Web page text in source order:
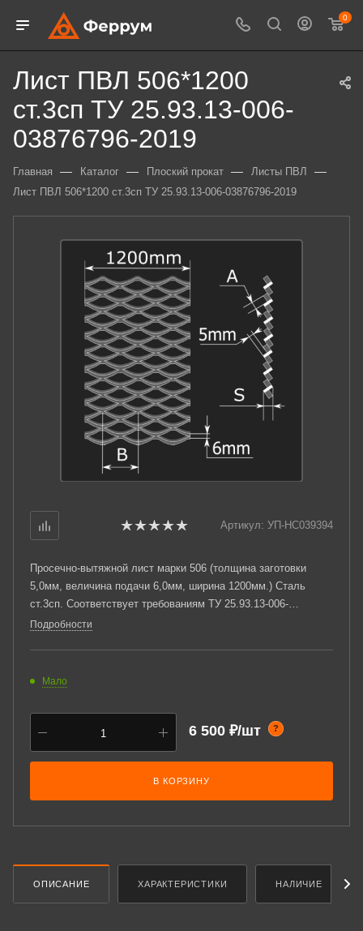
0
Лист ПВЛ 506*1200
ст.3сп ТУ 25.93.13-006-
03876796-2019
Главная — Каталог — Плоский прокат — Листы ПВЛ —
Лист ПВЛ 506*1200 ст.3сп ТУ 25.93.13-006-03876796-2019
Артикул: УП-НС039394
Просечно-вытяжной лист марки 506 (толщина заготовки
5,0мм, величина подачи 6,0мм, ширина 1200мм.) Сталь
ст.3сп. Соответствует требованиям ТУ 25.93.13-006-
03876796-2019.
Подробности
Мало
6 500 ₽/шт ?
В КОРЗИНУ
ОПИСАНИЕ ХАРАКТЕРИСТИКИ НАЛИЧИЕ